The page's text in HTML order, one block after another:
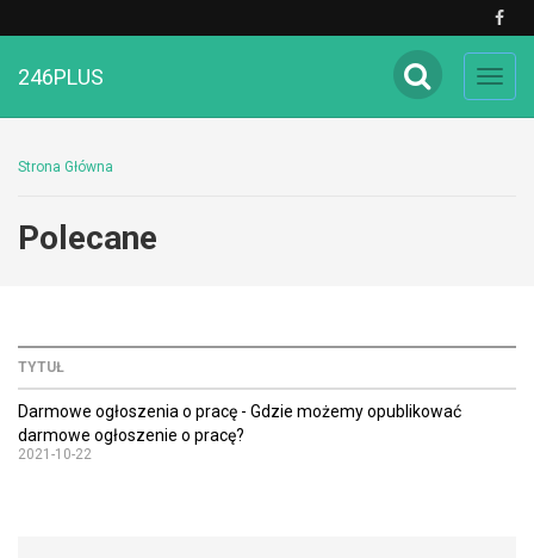
246PLUS
Strona Główna
Polecane
TYTUŁ
Darmowe ogłoszenia o pracę - Gdzie możemy opublikować
darmowe ogłoszenie o pracę?
2021-10-22